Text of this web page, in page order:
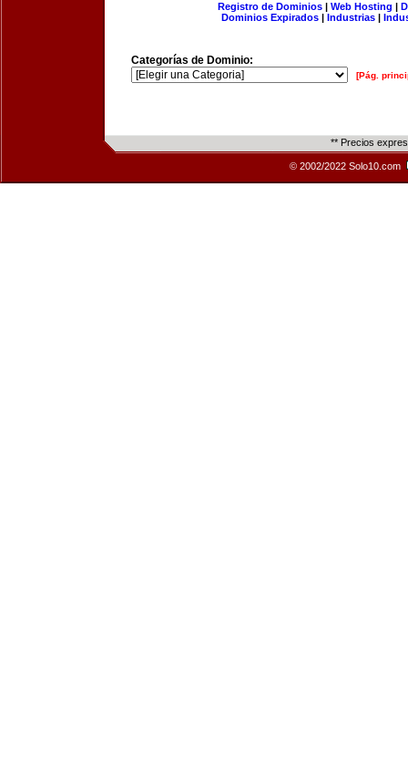
Registro de Dominios| Web Hosting |
Dominios Expirados | Industrias |
Categorías de Dominio:
[Pág.
** Precios
© 2002/2022 Solo10.com